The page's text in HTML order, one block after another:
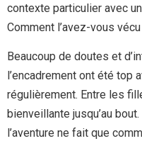
contexte particulier avec
Comment l’avez-vous vécu
Beaucoup de doutes et
l’encadrement ont été top
régulièrement. Entre les
bienveillante jusqu’au
l’aventure ne fait que